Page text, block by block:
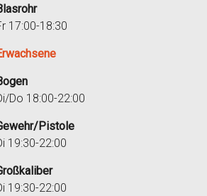
17:00-18:30
Do 18:00-22:00
Pistole
19:30-22:00
19:30-22:00